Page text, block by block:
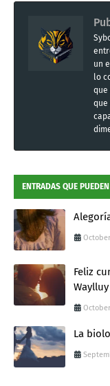
un
lo
que
que
ENTRADAS QUE
Feliz
La